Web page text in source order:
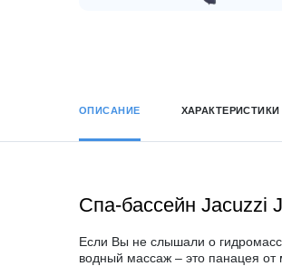
ОПИСАНИЕ ХАРАКТЕРИСТИКИ
Спа-бассейн Jacuzzi
Если Вы не слышали о
водный массаж – это панацея от